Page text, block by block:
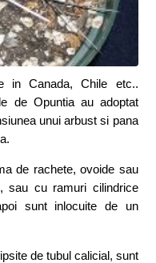
in Canada, Chile etc..
de Opuntia au adoptat
unui arbust si pana
de rachete, ovoide sau
sau cu ramuri cilindrice
sunt inlocuite de un
de tubul calicial, sunt